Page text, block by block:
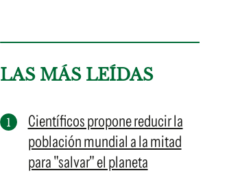
LAS MÁS LEÍDAS
Científicos propone reducir la
población mundial a la mitad
para "salvar" el planeta